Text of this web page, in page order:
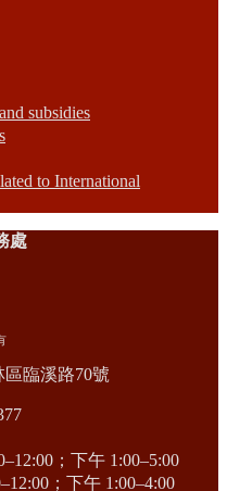
subsidies
to International
處
區臨溪路70號
；下午 1:00–5:00
；下午 1:00–4:00